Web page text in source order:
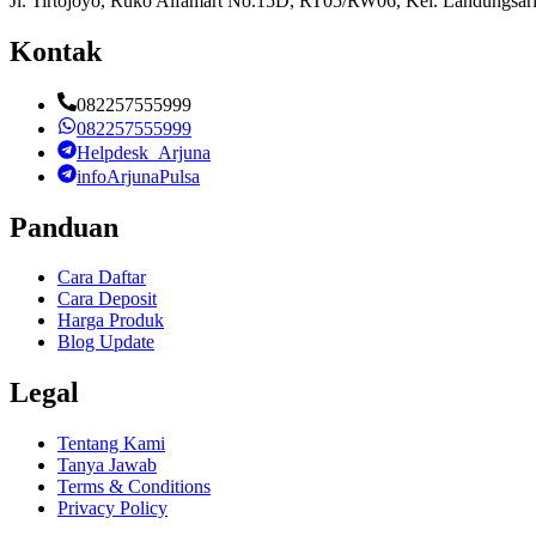
Kontak
082257555999
082257555999
Helpdesk_Arjuna
infoArjunaPulsa
Panduan
Cara Daftar
Cara Deposit
Harga Produk
Blog Update
Legal
Tentang Kami
Tanya Jawab
Terms & Conditions
Privacy Policy